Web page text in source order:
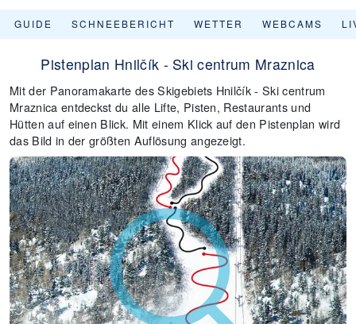
GUIDE SCHNEEBERICHT WETTER WEBCAMS
Pistenplan Hnilčík - Ski centrum Mraznica
Mit der Panoramakarte des Skigebiets Hnilčík - Ski centrum
Mraznica entdeckst du alle Lifte, Pisten, Restaurants und
Hütten auf einen Blick. Mit einem Klick auf den Pistenplan wird
das Bild in der größten Auflösung angezeigt.